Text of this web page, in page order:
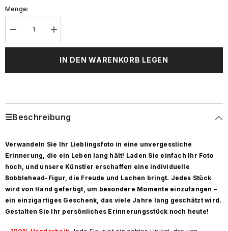
Menge:
Decrease
quantity
for
Increase
quantity
for
Küstenwache-
Mann
IN DEN WARENKORB LEGEN
☰Beschreibung
Verwandeln Sie Ihr Lieblingsfoto in eine unvergessliche
Erinnerung, die ein Leben lang hält! Laden Sie einfach Ihr Foto
hoch, und unsere Künstler erschaffen eine individuelle
Bobblehead-Figur, die Freude und Lachen bringt. Jedes Stück
wird von Hand gefertigt, um besondere Momente einzufangen –
ein einzigartiges Geschenk, das viele Jahre lang geschätzt wird.
Gestalten Sie Ihr persönliches Erinnerungsstück noch heute!